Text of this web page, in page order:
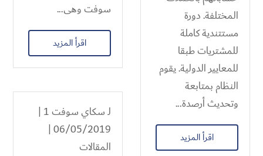
المختلفة. دورة
مستتندية كاملة
للمشتريات طبقا
للمعايير الدولية. يقوم
النظام بمتابعة
وتحديث أرصدة...
اقرأ المزيد
سوفت وهى...
اقرأ المزيد
لـسكاي سوفت 1
|
06/05/2019 |
المقالات